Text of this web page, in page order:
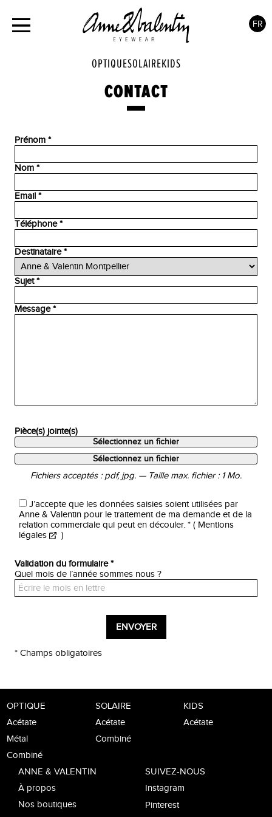
OPTIQUESOLAIREKIDS
FR
CONTACT
Prénom *
Nom *
Email *
Téléphone *
Destinataire *
Sujet *
Message *
Pièce(s) jointe(s)
Sélectionnez un fichier
Sélectionnez un fichier
Fichiers acceptés : pdf, jpg. — Taille max. fichier : 1 Mo.
J’accepte que les données saisies soient utilisées par
Anne & Valentin pour le traitement de ma demande et de la
relation commerciale qui peut en découler. * ( Mentions
légales
)
Validation du formulaire *
Quel mois de l’année sommes nous ?
* Champs obligatoires
OPTIQUE
Acétate
Métal
Combiné
SOLAIRE
Acétate
Combiné
KIDS
Acétate
ANNE & VALENTIN
À propos
Nos boutiques
SUIVEZ-NOUS
Instagram
Pinterest